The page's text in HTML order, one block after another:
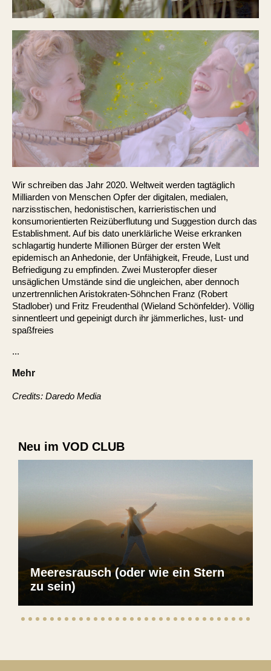
Wir schreiben das Jahr 2020. Weltweit werden tagtäglich
Milliarden von Menschen Opfer der digitalen, medialen,
narzisstischen, hedonistischen, karrieristischen und
konsumorientierten Reizüberflutung und Suggestion durch das
Establishment. Auf bis dato unerklärliche Weise erkranken
schlagartig hunderte Millionen Bürger der ersten Welt
epidemisch an Anhedonie, der Unfähigkeit, Freude, Lust und
Befriedigung zu empfinden. Zwei Musteropfer dieser
unsäglichen Umstände sind die ungleichen, aber dennoch
unzertrennlichen Aristokraten-Söhnchen Franz (Robert
Stadlober) und Fritz Freudenthal (Wieland Schönfelder). Völlig
sinnentleert und gepeinigt durch ihr jämmerliches, lust- und
spaßfreies
...
Mehr
Credits: Daredo Media
Neu im VOD CLUB
Meeresrausch (oder wie ein Stern
zu sein)